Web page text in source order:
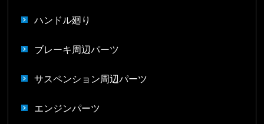
ハンドル廻り
ブレーキ周辺パーツ
サスペンション周辺パーツ
エンジンパーツ